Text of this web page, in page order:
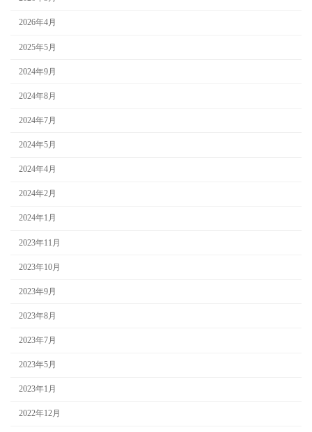
2026年4月
2025年5月
2024年9月
2024年8月
2024年7月
2024年5月
2024年4月
2024年2月
2024年1月
2023年11月
2023年10月
2023年9月
2023年8月
2023年7月
2023年5月
2023年1月
2022年12月